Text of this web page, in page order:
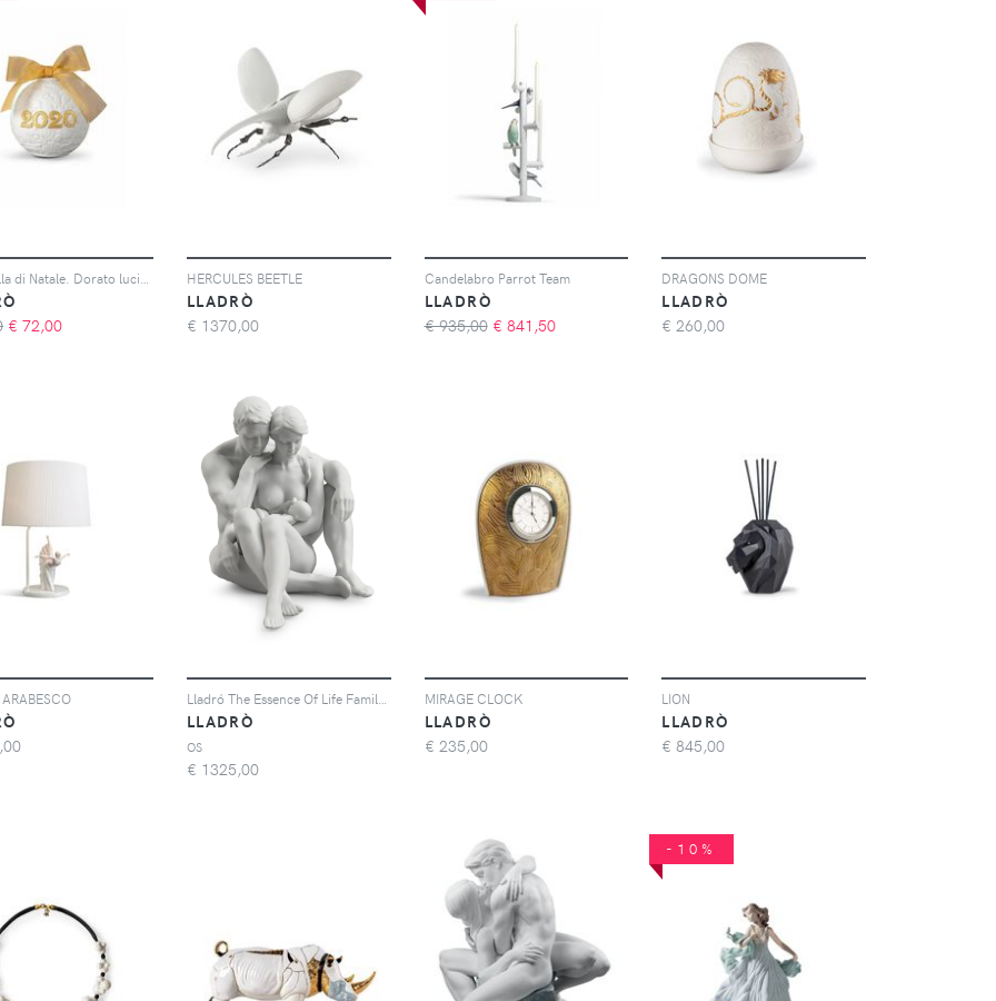
€ 72,00
HERCULES BEETLE
LLADRÒ
€ 1370,00
Candelabro Parrot Team
LLADRÒ
€ 935,00 € 841,50
DRAGONS DOME
LLADRÒ
€ 260,00
ARABESCO
LLADRÒ
OS
€ 1325,00
MIRAGE CLOCK
LLADRÒ
€ 235,00
LION
LLADRÒ
€ 845,00
-10%